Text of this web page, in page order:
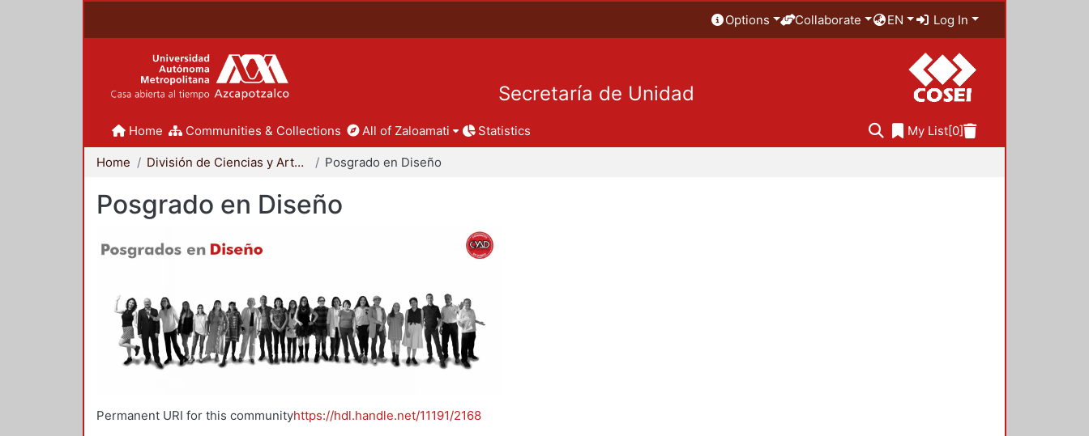
Options Collaborate EN Log In
Secretaría de Unidad
Home Communities & Collections All of Zaloamati Statistics My List[0]
Home División de Ciencias y Artes para el Diseño Posgrado en Diseño
Posgrado en Diseño
Permanent URI for this communityhttps://hdl.handle.net/11191/2168